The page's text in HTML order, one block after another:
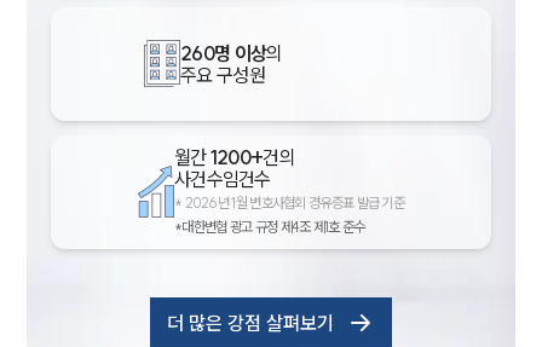
260명 이상의
주요 구성원
월간1200+건의
사건수임건수
* 2026년 1월 변호사협회 경유증표 발급 기준
*대한변협 광고 규정 제4조 제1호 준수
더 많은 강점 살펴보기